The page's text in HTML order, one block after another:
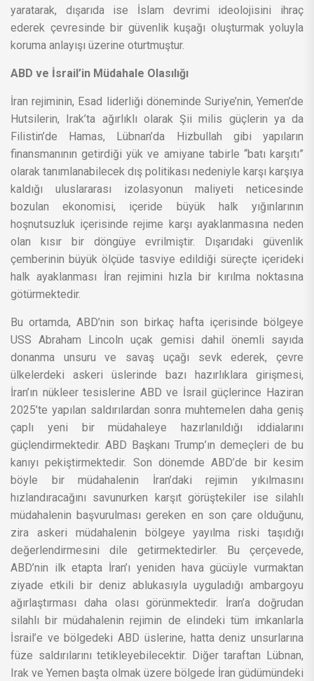
yaratarak, dışarıda ise İslam devrimi ideolojisini ihraç
ederek çevresinde bir güvenlik kuşağı oluşturmak yoluyla
koruma anlayışı üzerine oturtmuştur.
ABD ve İsrail’in Müdahale Olasılığı
İran rejiminin, Esad liderliği döneminde Suriye’nin, Yemen’de
Hutsilerin, Irak’ta ağırlıklı olarak Şii milis güçlerin ya da
Filistin’de Hamas, Lübnan’da Hizbullah gibi yapıların
finansmanının getirdiği yük ve amiyane tabirle “batı karşıtı”
olarak tanımlanabilecek dış politikası nedeniyle karşı karşıya
kaldığı uluslararası izolasyonun maliyeti neticesinde
bozulan ekonomisi, içeride büyük halk yığınlarının
hoşnutsuzluk içerisinde rejime karşı ayaklanmasına neden
olan kısır bir döngüye evrilmiştir. Dışarıdaki güvenlik
çemberinin büyük ölçüde tasviye edildiği süreçte içerideki
halk ayaklanması İran rejimini hızla bir kırılma noktasına
götürmektedir.
Bu ortamda, ABD’nin son birkaç hafta içerisinde bölgeye
USS Abraham Lincoln uçak gemisi dahil önemli sayıda
donanma unsuru ve savaş uçağı sevk ederek, çevre
ülkelerdeki askeri üslerinde bazı hazırlıklara girişmesi,
İran’ın nükleer tesislerine ABD ve İsrail güçlerince Haziran
2025’te yapılan saldırılardan sonra muhtemelen daha geniş
çaplı yeni bir müdahaleye hazırlanıldığı iddialarını
güçlendirmektedir. ABD Başkanı Trump’ın demeçleri de bu
kanıyı pekiştirmektedir. Son dönemde ABD’de bir kesim
böyle bir müdahalenin İran’daki rejimin yıkılmasını
hızlandıracağını savunurken karşıt görüştekiler ise silahlı
müdahalenin başvurulması gereken en son çare olduğunu,
zira askeri müdahalenin bölgeye yayılma riski taşıdığı
değerlendirmesini dile getirmektedirler. Bu çerçevede,
ABD’nin ilk etapta İran’ı yeniden hava gücüyle vurmaktan
ziyade etkili bir deniz ablukasıyla uyguladığı ambargoyu
ağırlaştırması daha olası görünmektedir. İran’a doğrudan
silahlı bir müdahalenin rejimin de elindeki tüm imkanlarla
İsrail’e ve bölgedeki ABD üslerine, hatta deniz unsurlarına
füze saldırılarını tetikleyebilecektir. Diğer taraftan Lübnan,
Irak ve Yemen başta olmak üzere bölgede İran güdümündeki